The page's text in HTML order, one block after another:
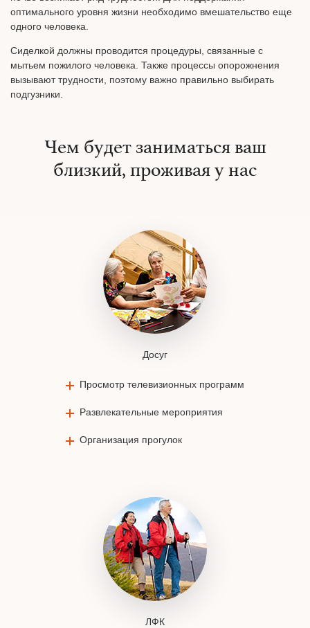
оптимального уровня жизни необходимо вмешательство еще
одного человека.
Сиделкой должны проводится процедуры, связанные с
мытьем пожилого человека. Также процессы опорожнения
вызывают трудности, поэтому важно правильно выбирать
подгузники.
Чем будет заниматься ваш
близкий, проживая у нас
Досуг
Просмотр телевизионных программ
Развлекательные мероприятия
Организация прогулок
ЛФК